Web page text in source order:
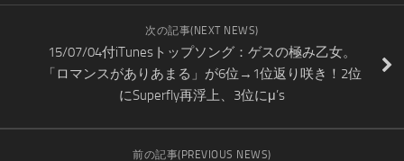
次の記事(NEXT NEWS)
15/07/04付iTunesトップソング：ゲスの極み乙女。
「ロマンスがありあまる」が6位→1位返り咲き！2位
にSuperfly再浮上、3位にμ’s
前の記事(PREVIOUS NEWS)